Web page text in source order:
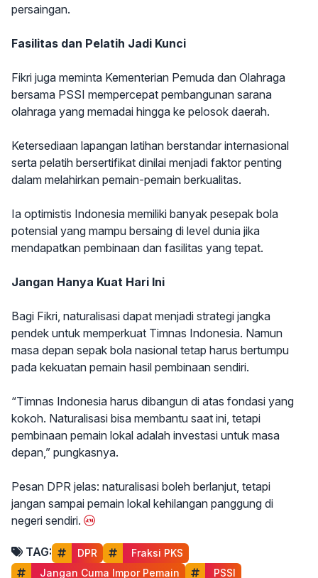
persaingan.
Fasilitas dan Pelatih Jadi Kunci
Fikri juga meminta Kementerian Pemuda dan Olahraga
bersama PSSI mempercepat pembangunan sarana
olahraga yang memadai hingga ke pelosok daerah.
Ketersediaan lapangan latihan berstandar internasional
serta pelatih bersertifikat dinilai menjadi faktor penting
dalam melahirkan pemain-pemain berkualitas.
Ia optimistis Indonesia memiliki banyak pesepak bola
potensial yang mampu bersaing di level dunia jika
mendapatkan pembinaan dan fasilitas yang tepat.
Jangan Hanya Kuat Hari Ini
Bagi Fikri, naturalisasi dapat menjadi strategi jangka
pendek untuk memperkuat Timnas Indonesia. Namun
masa depan sepak bola nasional tetap harus bertumpu
pada kekuatan pemain hasil pembinaan sendiri.
“Timnas Indonesia harus dibangun di atas fondasi yang
kokoh. Naturalisasi bisa membantu saat ini, tetapi
pembinaan pemain lokal adalah investasi untuk masa
depan,” pungkasnya.
Pesan DPR jelas: naturalisasi boleh berlanjut, tetapi
jangan sampai pemain lokal kehilangan panggung di
negeri sendiri.
TAG: DPR
Fraksi PKS
Jangan Cuma Impor Pemain
PSSI